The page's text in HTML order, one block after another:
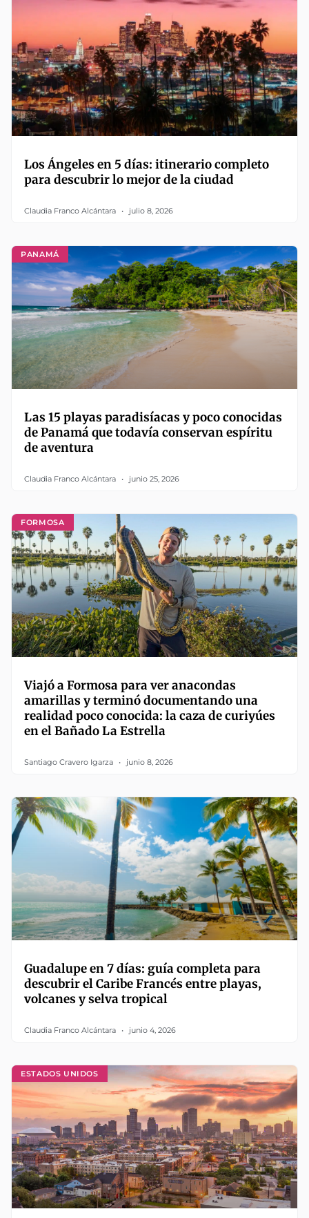
Los Ángeles en 5 días: itinerario completo
para descubrir lo mejor de la ciudad
Claudia Franco Alcántara julio 8, 2026
PANAMÁ
Las 15 playas paradisíacas y poco conocidas
de Panamá que todavía conservan espíritu
de aventura
Claudia Franco Alcántara junio 25, 2026
FORMOSA
Viajó a Formosa para ver anacondas
amarillas y terminó documentando una
realidad poco conocida: la caza de curiyúes
en el Bañado La Estrella
Santiago Cravero Igarza junio 8, 2026
Guadalupe en 7 días: guía completa para
descubrir el Caribe Francés entre playas,
volcanes y selva tropical
Claudia Franco Alcántara junio 4, 2026
ESTADOS UNIDOS